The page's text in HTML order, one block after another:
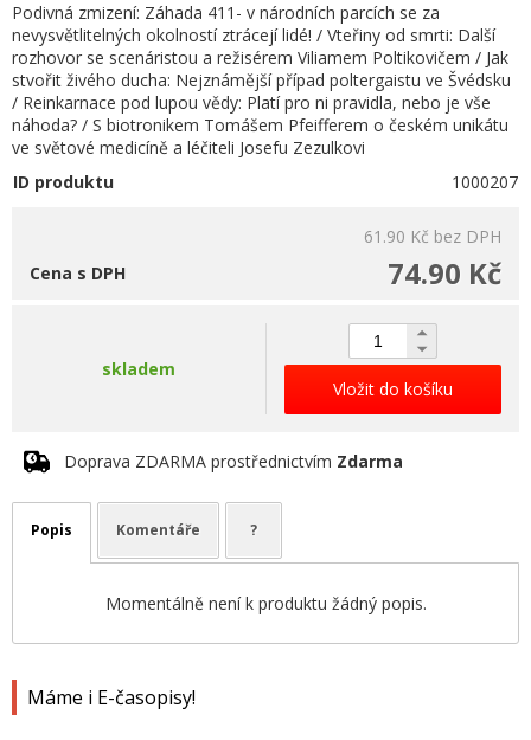
Máme i E-časopisy!
Podivná zmizení: Záhada 411- v národních parcích se za
nevysvětlitelných okolností ztrácejí lidé! / Vteřiny od smrti: Další
rozhovor se scenáristou a režisérem Viliamem Poltikovičem / Jak
stvořit živého ducha: Nejznámější případ poltergaistu ve Švédsku
/ Reinkarnace pod lupou vědy: Platí pro ni pravidla, nebo je vše
náhoda? / S biotronikem Tomášem Pfeifferem o českém unikátu
ve světové medicíně a léčiteli Josefu Zezulkovi
ID produktu
1000207
61.90 Kč bez DPH
74.90 Kč
Cena s DPH
skladem
Vložit do košíku
Doprava ZDARMA prostřednictvím Zdarma
Popis Komentáře ?
Momentálně není k produktu žádný popis.